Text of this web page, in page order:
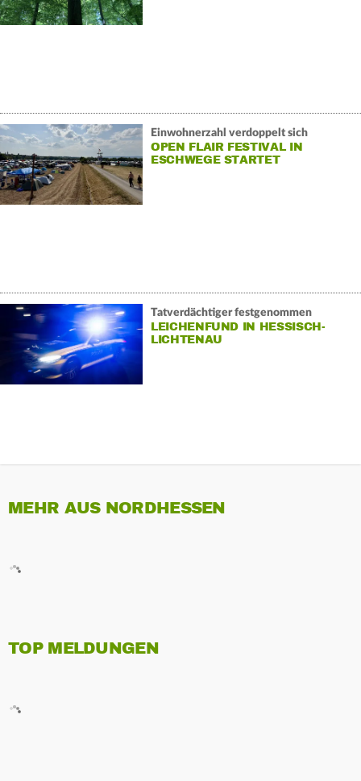
Einwohnerzahl verdoppelt sich
OPEN FLAIR FESTIVAL IN
ESCHWEGE STARTET
Tatverdächtiger festgenommen
LEICHENFUND IN HESSISCH-
LICHTENAU
MEHR AUS NORDHESSEN
TOP MELDUNGEN